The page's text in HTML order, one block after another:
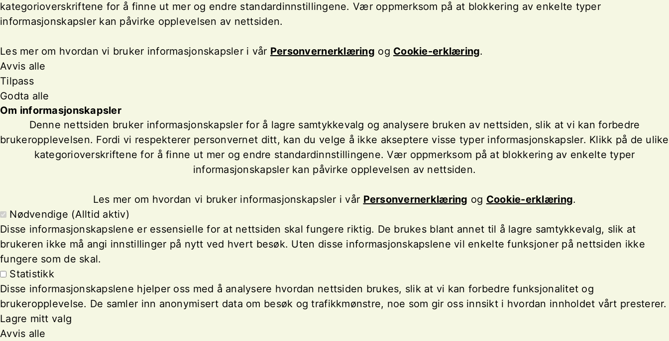
kategorioverskriftene for å finne ut mer og endre standardinnstillingene. Vær oppmerksom på at blokkering av enkelte typer
informasjonskapsler kan påvirke opplevelsen av nettsiden.
Les mer om hvordan vi bruker informasjonskapsler i vår Personvernerklæring og Cookie-erklæring.
Avvis alle
Tilpass
Godta alle
Om informasjonskapsler
Denne nettsiden bruker informasjonskapsler for å lagre samtykkevalg og analysere bruken av nettsiden, slik at vi kan forbedre
brukeropplevelsen. Fordi vi respekterer personvernet ditt, kan du velge å ikke akseptere visse typer informasjonskapsler. Klikk på de ulike
kategorioverskriftene for å finne ut mer og endre standardinnstillingene. Vær oppmerksom på at blokkering av enkelte typer
informasjonskapsler kan påvirke opplevelsen av nettsiden.
Les mer om hvordan vi bruker informasjonskapsler i vår Personvernerklæring og Cookie-erklæring.
Nødvendige (Alltid aktiv)
Disse informasjonskapslene er essensielle for at nettsiden skal fungere riktig. De brukes blant annet til å lagre samtykkevalg, slik at
brukeren ikke må angi innstillinger på nytt ved hvert besøk. Uten disse informasjonskapslene vil enkelte funksjoner på nettsiden ikke
fungere som de skal.
Statistikk
Disse informasjonskapslene hjelper oss med å analysere hvordan nettsiden brukes, slik at vi kan forbedre funksjonalitet og
brukeropplevelse. De samler inn anonymisert data om besøk og trafikkmønstre, noe som gir oss innsikt i hvordan innholdet vårt presterer.
Lagre mitt valg
Avvis alle